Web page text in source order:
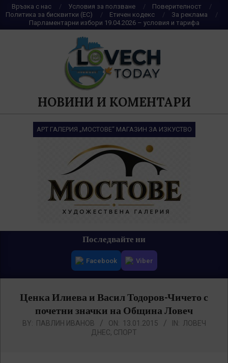
Skip
to
content
Връзка с нас Условия за ползване
Поверителност
Политика за бисквитки (ЕС)
Етичен кодекс
За реклама
Парламентарни избори 19.04.2026 – условия и тарифа
НОВИНИ И КОМЕНТАРИ
АРТ ГАЛЕРИЯ „МОСТОВЕ“ МАГАЗИН ЗА ИЗКУСТВО
Последвайте ни
Facebook Viber
Ценка Илиева и Васил Тодоров-Чичето с
почетни значки на Община Ловеч
BY: ПАВЛИН ИВАНОВ ON: 13.01.2015 IN: ЛОВЕЧ
ДНЕС, СПОРТ